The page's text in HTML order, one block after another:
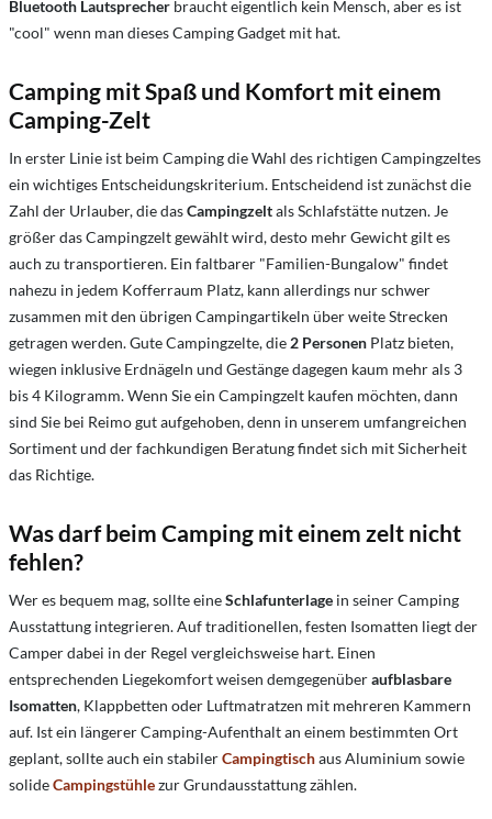
Bluetooth Lautsprecher braucht eigentlich kein Mensch, aber es ist
"cool" wenn man dieses Camping Gadget mit hat.
Camping mit Spaß und Komfort mit einem
Camping-Zelt
In erster Linie ist beim Camping die Wahl des richtigen Campingzeltes
ein wichtiges Entscheidungskriterium. Entscheidend ist zunächst die
Zahl der Urlauber, die dasCampingzeltals Schlafstätte nutzen. Je
größer das Campingzelt gewählt wird, desto mehr Gewicht gilt es
auch zu transportieren. Ein faltbarer "Familien-Bungalow" findet
nahezu in jedem Kofferraum Platz, kann allerdings nur schwer
zusammen mit den übrigen Campingartikeln über weite Strecken
getragen werden. Gute Campingzelte, die 2 Personen Platz bieten,
wiegen inklusive Erdnägeln und Gestänge dagegen kaum mehr als 3
bis 4 Kilogramm. Wenn Sie ein Campingzelt kaufen möchten, dann
sind Sie bei Reimo gut aufgehoben, denn in unserem umfangreichen
Sortiment und der fachkundigen Beratung findet sich mit Sicherheit
das Richtige.
Was darf beim Camping mit einem zelt nicht
fehlen?
Wer es bequem mag, sollte eineSchlafunterlage in seiner Camping
Ausstattung integrieren. Auf traditionellen, festen Isomatten liegt der
Camper dabei in der Regel vergleichsweise hart. Einen
entsprechenden Liegekomfort weisen demgegenüberaufblasbare
Isomatten, Klappbetten oder Luftmatratzen mit mehreren Kammern
auf. Ist ein längerer Camping-Aufenthalt an einem bestimmten Ort
geplant, sollte auch ein stabilerCampingtischaus Aluminium sowie
solideCampingstühlezur Grundausstattung zählen.